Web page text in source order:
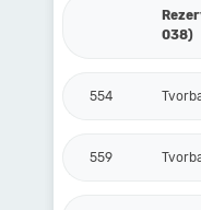
038)
554
559